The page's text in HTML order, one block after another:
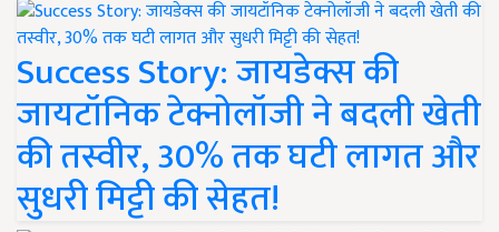
Success Story: जायडेक्स की
जायटॉनिक टेक्नोलॉजी ने बदली खेती
की तस्वीर, 30% तक घटी लागत और
सुधरी मिट्टी की सेहत!